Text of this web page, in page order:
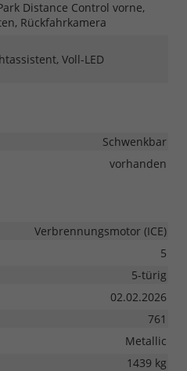
Distance Control vorne,
Rückfahrkamera
Voll-LED
Schwenkbar
vorhanden
Verbrennungsmotor (ICE)
5
5-türig
02.02.2026
761
Metallic
1439 kg